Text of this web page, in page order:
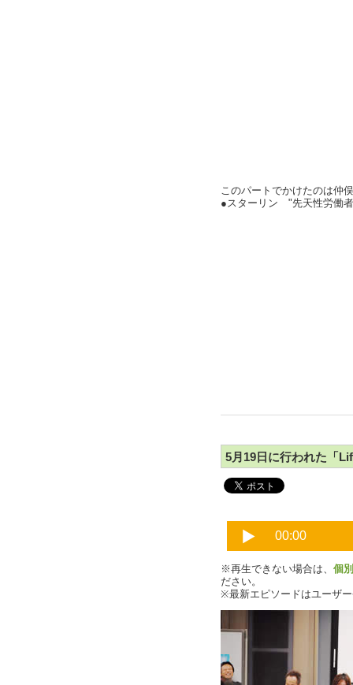
このパートでかけたのは仲
●スターリン "先天性労働
5月19日に行われた「
※再生できない場合は、 個
ださい。
※最新エピソードはユーザ